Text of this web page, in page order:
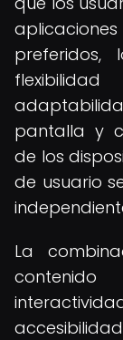
pantalla y
de los
de usuario
La